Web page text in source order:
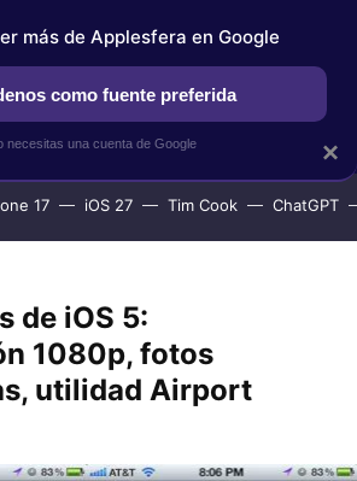
APPLESFERA SELECCIÓN
17 iOS 27 Tim Cook ChatGPT
de iOS 5:
1080p, fotos
utilidad Airport
×
más de Applesfera en Google
como fuente preferida
necesitas una cuenta de Google